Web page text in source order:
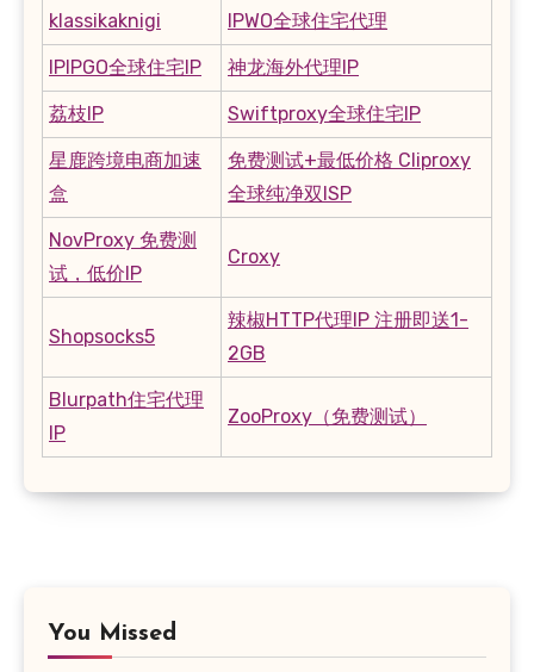
klassikaknigi IPWO全球住宅代理
IPIPGO全球住宅IP 神龙海外代理IP
荔枝IP Swiftproxy全球住宅IP
星鹿跨境电商加速
盒
免费测试+最低价格 Cliproxy
全球纯净双ISP
NovProxy 免费测
试，低价IP
Croxy
Shopsocks5
辣椒HTTP代理IP 注册即送1-
2GB
Blurpath住宅代理
IP
ZooProxy（免费测试）
You Missed